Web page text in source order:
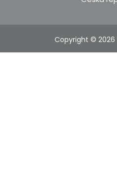
Copyright © 2026